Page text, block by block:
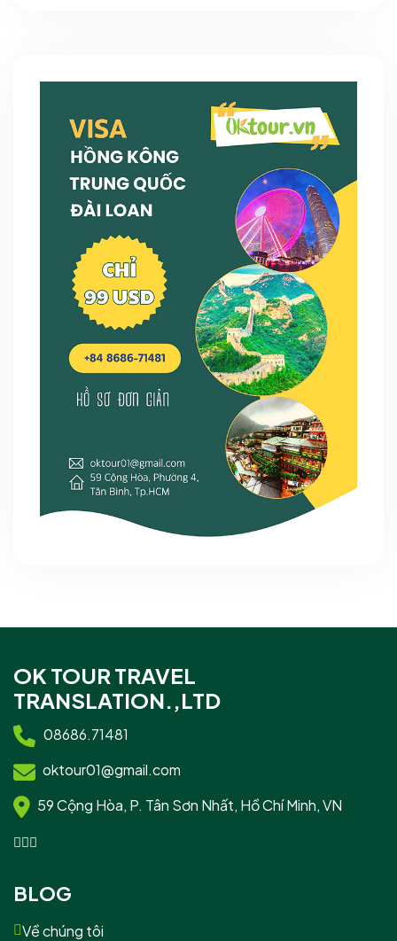
OK TOUR TRAVEL
TRANSLATION.,LTD
08686.71481
oktour01@gmail.com
59 Cộng Hòa, P. Tân Sơn Nhất, Hồ Chí Minh, VN
BLOG
Về chúng tôi